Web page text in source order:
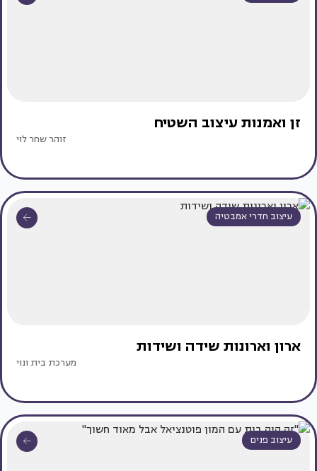
זן ואמנות עיצוב השטיח
זוהר שחר לוי
עיצוב חדרי אמבטיה
ארון וארונות שידה ושידות
מערכת בית ונוי
עיצוב פנים